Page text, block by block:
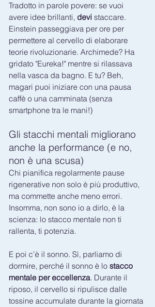
Tradotto in parole povere: se vuoi
avere idee brillanti, devi staccare.
Einstein passeggiava per ore per
permettere al cervello di elaborare
teorie rivoluzionarie. Archimede? Ha
gridato "Eureka!" mentre si rilassava
nella vasca da bagno. E tu? Beh,
magari puoi iniziare con una pausa
caffè o una camminata (senza
smartphone tra le mani!)
Gli stacchi mentali migliorano
anche la performance (e no,
non è una scusa)
Chi pianifica regolarmente pause
rigenerative non solo è più produttivo,
ma commette anche meno errori.
Insomma, non sono io a dirlo, è la
scienza: lo stacco mentale non ti
rallenta, ti potenzia.
E poi c’è il sonno. Sì, parliamo di
dormire, perché il sonno è lo stacco
mentale per eccellenza. Durante il
riposo, il cervello si ripulisce dalle
tossine accumulate durante la giornata